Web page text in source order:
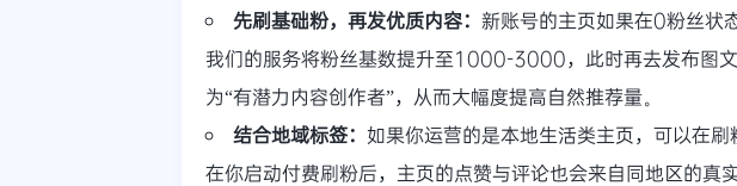
先刷基础粉，再发优质内容： 新账号的主页如果在0粉丝状
我们的服务将粉丝基数提升至1000-3000，此时再去发布图
为“有潜力内容创作者”，从而大幅度提高自然推荐量。
结合地域标签： 如果你运营的是本地生活类主页，可以在刷
在你启动付费刷粉后，主页的点赞与评论也会来自同地区的真